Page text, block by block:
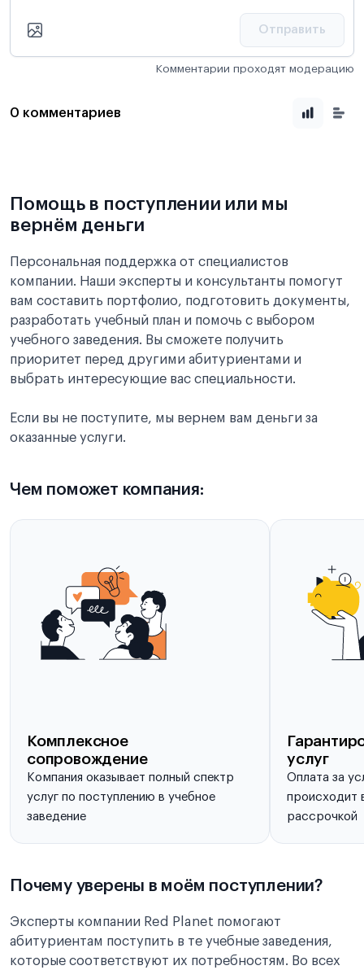
Отправить
Комментарии проходят модерацию
0 комментариев
Помощь в поступлении или мы
вернём деньги
Персональная поддержка от специалистов
компании. Наши эксперты и консультанты помогут
вам составить портфолио, подготовить документы,
разработать учебный план и помочь с выбором
учебного заведения. Вы сможете получить
приоритет перед другими абитуриентами и
выбрать интересующие вас специальности.
Если вы не поступите, мы вернем вам деньги за
оказанные услуги.
Чем поможет компания:
Комплексное
сопровождение
Компания оказывает полный спектр
услуг по поступлению в учебное
заведение
услуг
Оплата за
происходит
рассрочкой
Почему уверены в моём поступлении?
Эксперты компании Red Planet помогают
абитуриентам поступить в те учебные заведения,
которые соответствуют их потребностям. Во всех